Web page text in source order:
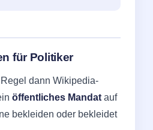
für Politiker
dann Wikipedia-
öffentliches Mandat auf
bekleiden oder bekleidet